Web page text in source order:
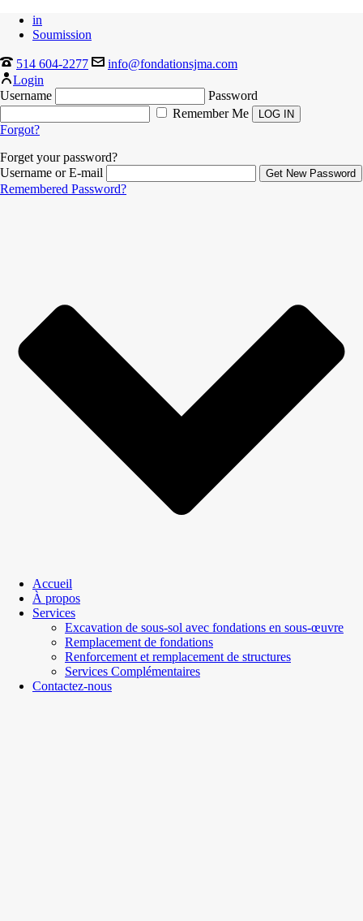
in
Soumission
514 604-2277
info@fondationsjma.com
Login
Username
Password
Remember Me
Forgot?
Forget your password?
Username or E-mail
Remembered Password?
Accueil
À propos
Services
Excavation de sous-sol avec fondations en sous-œuvre
Remplacement de fondations
Renforcement et remplacement de structures
Services Complémentaires
Contactez-nous